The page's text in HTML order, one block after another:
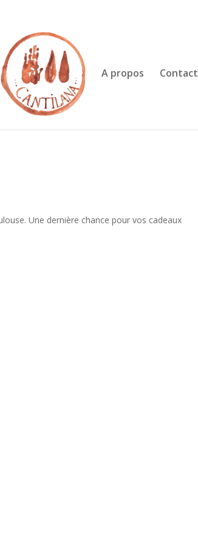
A propos Contact
Une dernière chance pour vos cadeaux